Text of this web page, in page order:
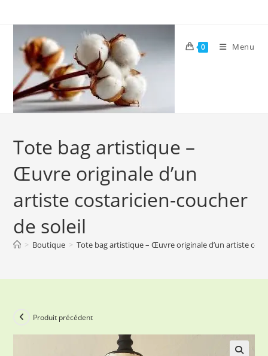
content
0 Menu
Tote bag artistique –
Œuvre originale d’un
artiste costaricien-coucher
de soleil
> Boutique > Tote bag artistique – Œuvre originale d’un artiste
Produit précédent